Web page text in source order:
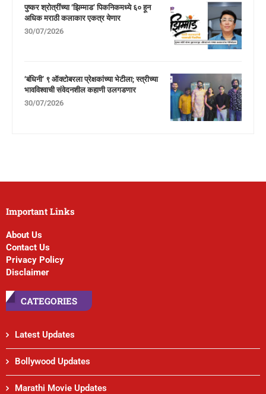
पुष्कर श्रोत्रींच्या ‘झिम्माड’ पिकनिकमध्ये ६० हून
अधिक मराठी कलाकार एकत्र येणार
30/07/2026
‘बंधिनी’ ९ ऑक्टोबरला प्रेक्षकांच्या भेटीला; स्त्रीच्या
भावविश्वाची संवेदनशील कहाणी उलगडणार
30/07/2026
Important Links
About Us
Contact Us
Privacy Policy
Disclaimer
CATEGORIES
Latest Updates
Bollywood Updates
Marathi Movie Updates